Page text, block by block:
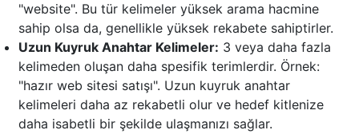
"website". Bu tür kelimeler yüksek arama hacmine
sahip olsa da, genellikle yüksek rekabete sahiptirler.
Uzun Kuyruk Anahtar Kelimeler: 3 veya daha fazla
kelimeden oluşan daha spesifik terimlerdir. Örnek:
"hazır web sitesi satışı". Uzun kuyruk anahtar
kelimeleri daha az rekabetli olur ve hedef kitlenize
daha isabetli bir şekilde ulaşmanızı sağlar.